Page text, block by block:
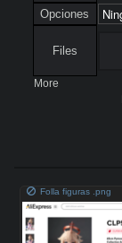
Opciones
Files
More
Folla figuras .png